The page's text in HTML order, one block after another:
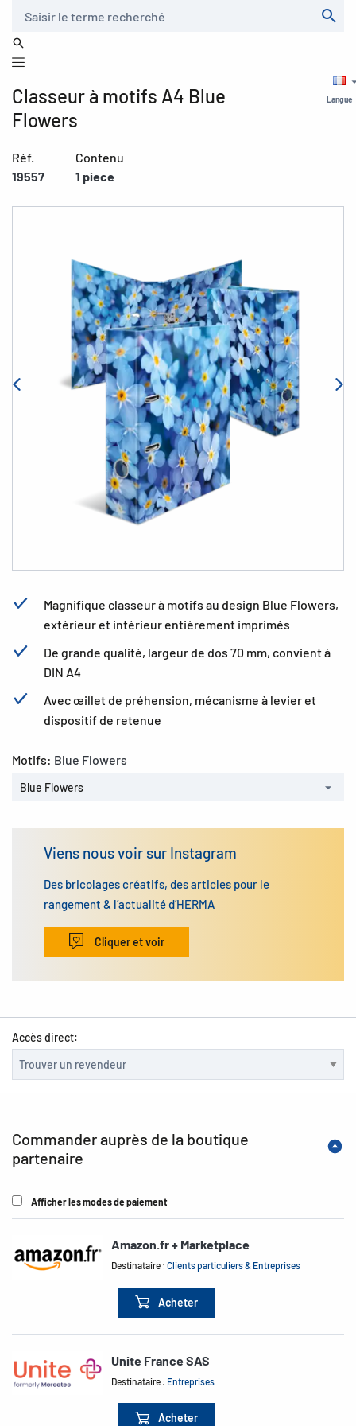
Langue
Classeur à motifs A4 Blue
Flowers
Réf.
19557
Contenu
1 piece
Magnifique classeur à motifs au design Blue Flowers,
extérieur et intérieur entièrement imprimés
De grande qualité, largeur de dos 70 mm, convient à
DIN A4
Avec œillet de préhension, mécanisme à levier et
dispositif de retenue
Motifs: Blue Flowers
Blue Flowers
Viens nous voir sur Instagram
Des bricolages créatifs, des articles pour le
rangement & l’actualité d’HERMA
Cliquer et voir
Accès direct:
Commander auprès de la boutique
partenaire
Afficher les modes de paiement
Amazon.fr + Marketplace
Destinataire :Clients particuliers & Entreprises
Acheter
Unite France SAS
Destinataire : Entreprises
Acheter